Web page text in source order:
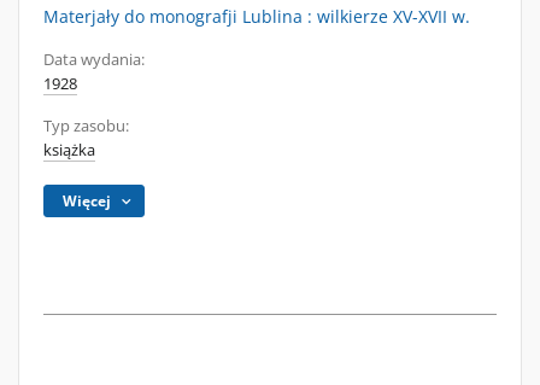
Materjały do monografji Lublina : wilkierze XV-XVII w.
Data wydania:
1928
Typ zasobu:
książka
Więcej